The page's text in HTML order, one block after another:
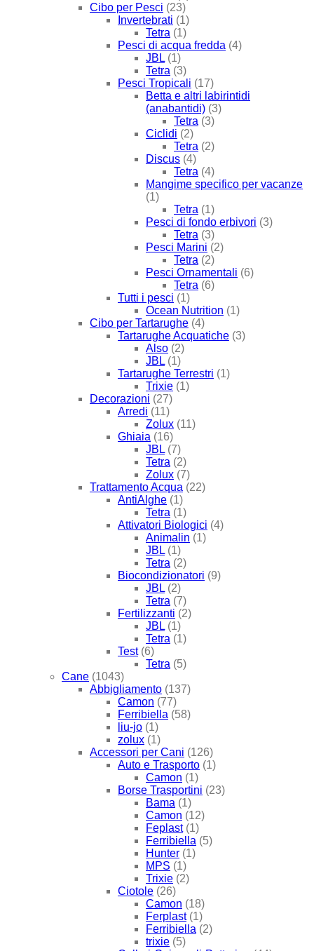
Cibo per Pesci (23)
Invertebrati (1)
Tetra (1)
Pesci di acqua fredda (4)
JBL (1)
Tetra (3)
Pesci Tropicali (17)
Betta e altri labirintidi
(anabantidi) (3)
Tetra (3)
Ciclidi (2)
Tetra (2)
Discus (4)
Tetra (4)
Mangime specifico per vacanze
(1)
Tetra (1)
Pesci di fondo erbivori (3)
Tetra (3)
Pesci Marini (2)
Tetra (2)
Pesci Ornamentali (6)
Tetra (6)
Tutti i pesci (1)
Ocean Nutrition (1)
Cibo per Tartarughe (4)
Tartarughe Acquatiche (3)
Also (2)
JBL (1)
Tartarughe Terrestri (1)
Trixie (1)
Decorazioni (27)
Arredi (11)
Zolux (11)
Ghiaia (16)
JBL (7)
Tetra (2)
Zolux (7)
Trattamento Acqua (22)
AntiAlghe (1)
Tetra (1)
Attivatori Biologici (4)
Animalin (1)
JBL (1)
Tetra (2)
Biocondizionatori (9)
JBL (2)
Tetra (7)
Fertilizzanti (2)
JBL (1)
Tetra (1)
Test (6)
Tetra (5)
Cane (1043)
Abbigliamento (137)
Camon (77)
Ferribiella (58)
liu-jo (1)
zolux (1)
Accessori per Cani (126)
Auto e Trasporto (1)
Camon (1)
Borse Trasportini (23)
Bama (1)
Camon (12)
Feplast (1)
Ferribiella (5)
Hunter (1)
MPS (1)
Trixie (2)
Ciotole (26)
Camon (18)
Ferplast (1)
Ferribiella (2)
trixie (5)